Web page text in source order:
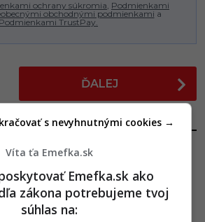
ochrany súkromia Podmienkami
obchodnými podmienkami a
Podmienkami TrustPay.
ĎALEJ
, PREMLČACIA DOBA,
, SLOVENKA O ZNÁSILNENÍ,
TRESTNÝ ZÁKON
Víta ťa Emefka.sk
Emefka.sk ako
zákona potrebujeme tvoj
súhlas na:
s nevyhnutnými cookies →